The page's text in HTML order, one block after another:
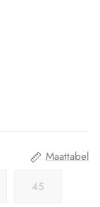
Maattabel
45